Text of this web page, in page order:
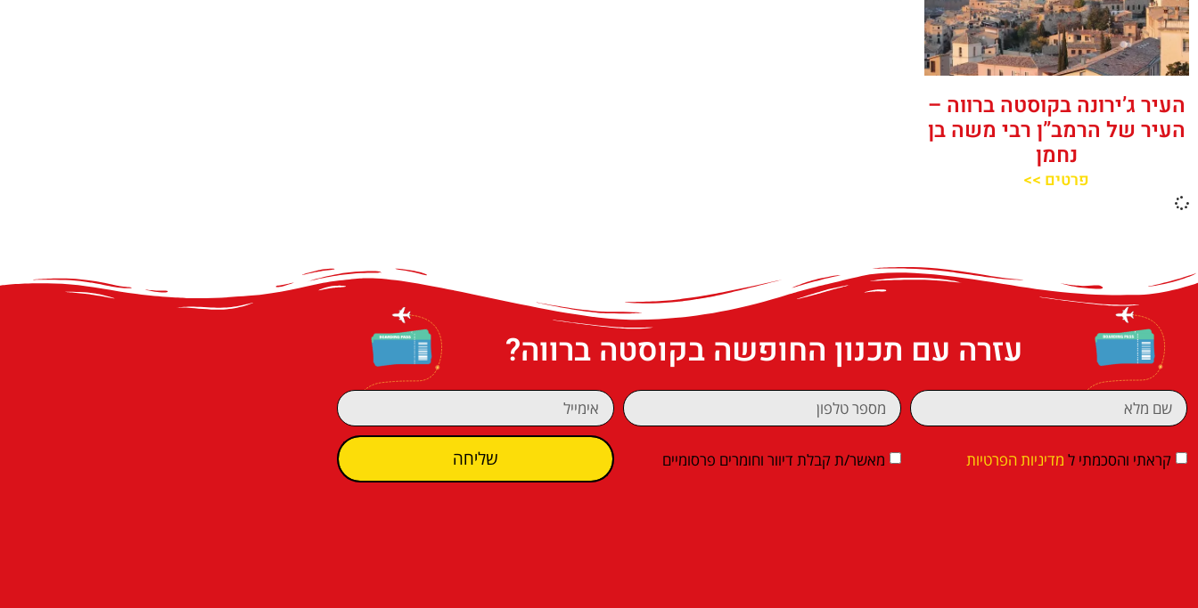
העיר ג’ירונה בקוסטה ברווה –
העיר של הרמב”ן רבי משה בן
נחמן
פרטים >>
עזרה עם תכנון החופשה בקוסטה ברווה?
קראתי והסכמתי ל מדיניות הפרטיות מאשר/ת קבלת דיוור וחומרים פרסומיים שליחה